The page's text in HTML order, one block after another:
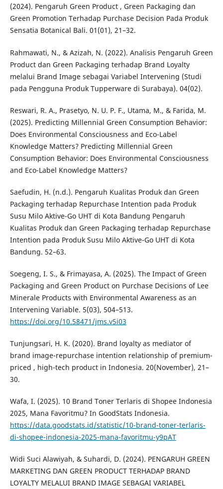
(2024). Pengaruh Green Product , Green Packaging dan
Green Promotion Terhadap Purchase Decision Pada Produk
Sensatia Botanical Bali. 01(01), 21–32.
Rahmawati, N., & Azizah, N. (2022). Analisis Pengaruh Green
Product dan Green Packaging terhadap Brand Loyalty
melalui Brand Image sebagai Variabel Intervening (Studi
pada Pengguna Produk Tupperware di Surabaya). 04(02).
Reswari, R. A., Prasetyo, N. U. P. F., Utama, M., & Farida, M.
(2025). Predicting Millennial Green Consumption Behavior:
Does Environmental Consciousness and Eco-Label
Knowledge Matters? Predicting Millennial Green
Consumption Behavior: Does Environmental Consciousness
and Eco-Label Knowledge Matters?
Saefudin, H. (n.d.). Pengaruh Kualitas Produk dan Green
Packaging terhadap Repurchase Intention pada Produk
Susu Milo Aktive-Go UHT di Kota Bandung Pengaruh
Kualitas Produk dan Green Packaging terhadap Repurchase
Intention pada Produk Susu Milo Aktive-Go UHT di Kota
Bandung. 52–63.
Soegeng, I. S., & Frimayasa, A. (2025). The Impact of Green
Packaging and Green Product on Purchase Decisions of Lee
Minerale Products with Environmental Awareness as an
Intervening Variable. 5(03), 504–513.
https://doi.org/10.58471/jms.v5i03
Tunjungsari, H. K. (2020). Brand loyalty as mediator of
brand image-repurchase intention relationship of premium-
priced , high-tech product in Indonesia. 20(November), 21–
30.
Wafa, I. (2025). 10 Brand Toner Terlaris di Shopee Indonesia
2025, Mana Favoritmu? In GoodStats Indonesia.
https://data.goodstats.id/statistic/10-brand-toner-terlaris-
di-shopee-indonesia-2025-mana-favoritmu-y9pAT
Widi Suci Alawiyah, & Suhardi, D. (2024). PENGARUH GREEN
MARKETING DAN GREEN PRODUCT TERHADAP BRAND
LOYALTY MELALUI BRAND IMAGE SEBAGAI VARIABEL